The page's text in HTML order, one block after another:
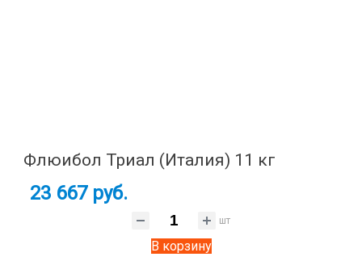
Флюибол Триал (Италия) 11 кг
23 667 руб.
шт
В корзину